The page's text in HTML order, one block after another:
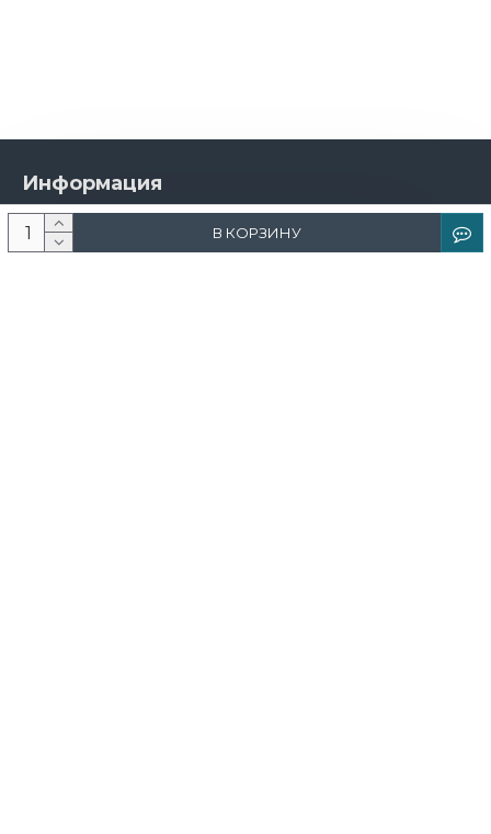
В КОРЗИНУ
Информация
О компании
Новости и акции